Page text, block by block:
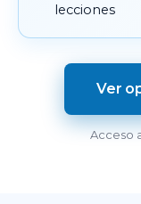
lecciones
Ver
Acceso